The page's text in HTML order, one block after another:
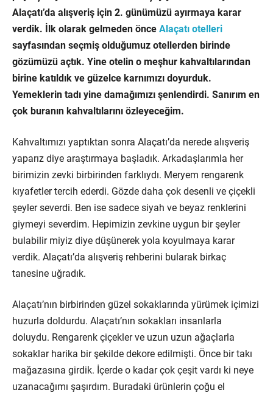
Alaçatı’da alışveriş için 2. günümüzü ayırmaya karar
verdik. İlk olarak gelmeden önce Alaçatı otelleri
sayfasından seçmiş olduğumuz otellerden birinde
gözümüzü açtık. Yine otelin o meşhur kahvaltılarından
birine katıldık ve güzelce karnımızı doyurduk.
Yemeklerin tadı yine damağımızı şenlendirdi. Sanırım en
çok buranın kahvaltılarını özleyeceğim.
Kahvaltımızı yaptıktan sonra Alaçatı’da nerede alışveriş
yaparız diye araştırmaya başladık. Arkadaşlarımla her
birimizin zevki birbirinden farklıydı. Meryem rengarenk
kıyafetler tercih ederdi. Gözde daha çok desenli ve çiçekli
şeyler severdi. Ben ise sadece siyah ve beyaz renklerini
giymeyi severdim. Hepimizin zevkine uygun bir şeyler
bulabilir miyiz diye düşünerek yola koyulmaya karar
verdik. Alaçatı’da alışveriş rehberini bularak birkaç
tanesine uğradık.
Alaçatı’nın birbirinden güzel sokaklarında yürümek içimizi
huzurla doldurdu. Alaçatı’nın sokakları insanlarla
doluydu. Rengarenk çiçekler ve uzun uzun ağaçlarla
sokaklar harika bir şekilde dekore edilmişti. Önce bir takı
mağazasına girdik. İçerde o kadar çok çeşit vardı ki neye
uzanacağımı şaşırdım. Buradaki ürünlerin çoğu el